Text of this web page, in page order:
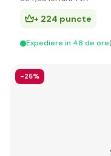
+ 224 puncte
Expediere in 48 de ore
-25%